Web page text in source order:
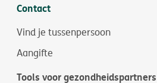
Contact
Vind je tussenpersoon
Aangifte
Tools voor gezondheidspartners